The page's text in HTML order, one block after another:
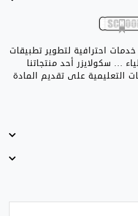
احترافية لتطوير تطبيقات
... سكولايزر أحد منتجاتنا
التعليمية على تقديم المادة